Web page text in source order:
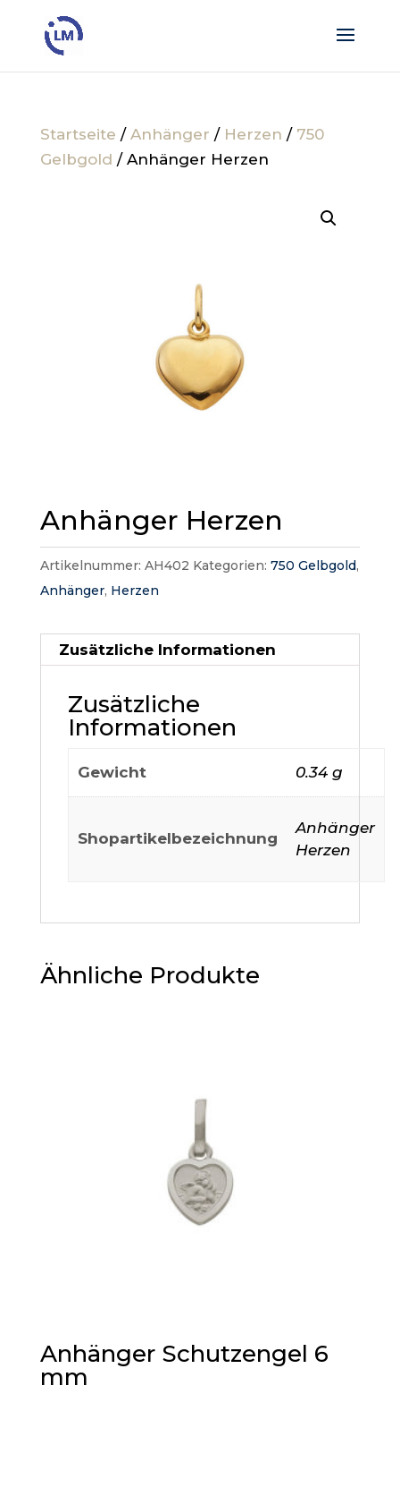
Startseite / Anhänger / Herzen / 750
Gelbgold / Anhänger Herzen
Anhänger Herzen
Artikelnummer: AH402 Kategorien: 750 Gelbgold,
Anhänger, Herzen
Zusätzliche Informationen
Zusätzliche
Informationen
Gewicht 0.34 g
Shopartikelbezeichnung
Anhänger
Herzen
Ähnliche Produkte
Anhänger Schutzengel 6
mm